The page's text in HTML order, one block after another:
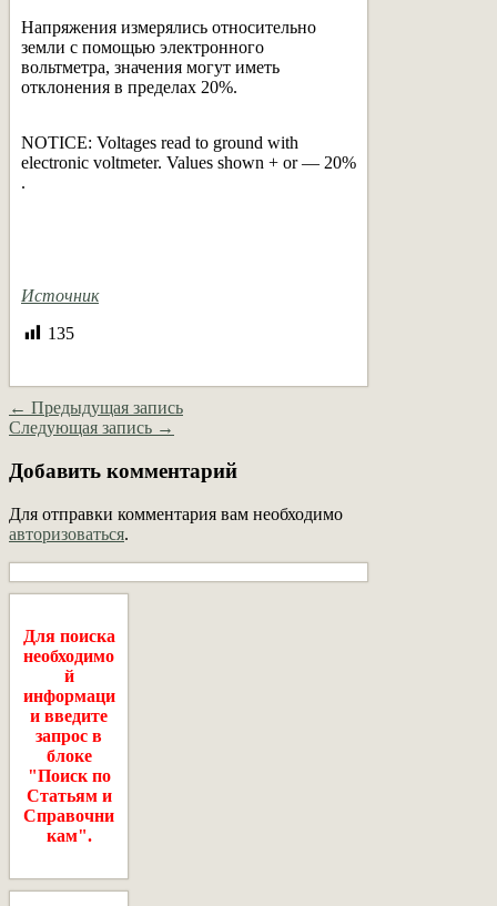
Напряжения измерялись относительно
земли с помощью электронного
вольтметра, значения могут иметь
отклонения в пределах 20%.
NOTICE: Voltages read to ground with
electronic voltmeter. Values shown + or — 20%
.
Источник
135
← Предыдущая запись
Следующая запись →
Добавить комментарий
Для отправки комментария вам необходимо
авторизоваться.
Для поиска
необходимо
й
информаци
и введите
запрос в
блоке
"Поиск по
Статьям и
Справочни
кам".